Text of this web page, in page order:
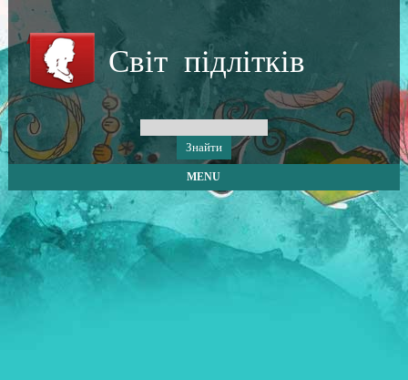
Світ підлітків
MENU